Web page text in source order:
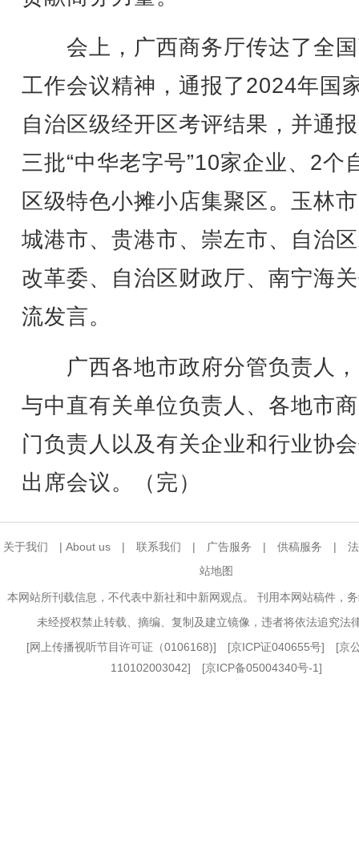
会上，广西商务厅传达了全
工作会议精神，通报了2024年国
自治区级经开区考评结果，并通
三批“中华老字号”10家企业、2个
区级特色小摊小店集聚区。玉林
城港市、贵港市、崇左市、自治
改革委、自治区财政厅、南宁海
流发言。
广西各地市政府分管负责人
与中直有关单位负责人、各地市
门负责人以及有关企业和行业协
出席会议。（完）
关于我们 | About us | 联系我们 | 广告服务 | 供稿服务 |
站地图
本网站所刊载信息，不代表中新社和中新网观点。 刊用本网站稿件，
未经授权禁止转载、摘编、复制及建立镜像，违者将依法追究法
[网上传播视听节目许可证（0106168)] [京ICP证040655号] [京
110102003042] [京ICP备05004340号-1]